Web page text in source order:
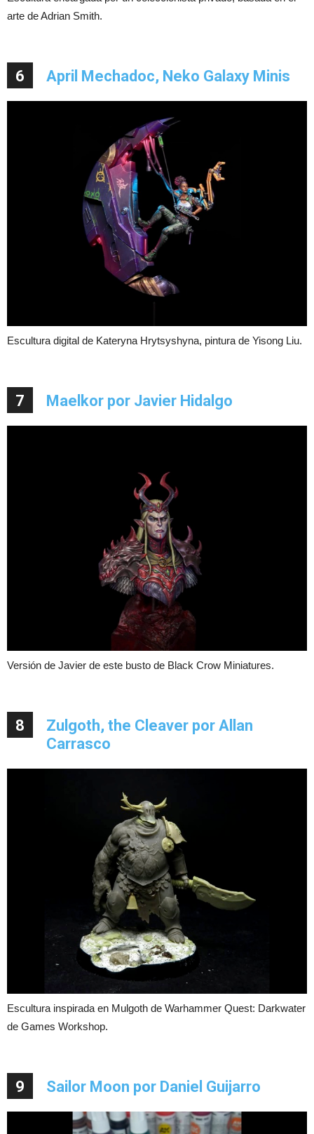
arte de Adrian Smith.
6 April Mechadoc, Neko Galaxy Minis
Escultura digital de Kateryna Hrytsyshyna, pintura de Yisong Liu.
7 Maelkor por Javier Hidalgo
Versión de Javier de este busto de Black Crow Miniatures.
8
Zulgoth, the Cleaver por Allan
Carrasco
Escultura inspirada en Mulgoth de Warhammer Quest: Darkwater
de Games Workshop.
9 Sailor Moon por Daniel Guijarro